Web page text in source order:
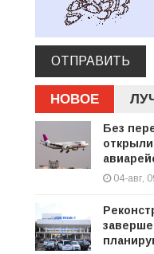
ОТПРАВИТЬ
НОВОЕ
Без
04-авг,